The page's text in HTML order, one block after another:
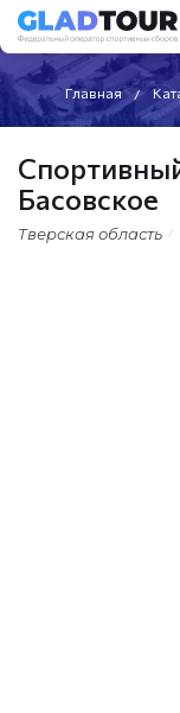
Главная
Басовское
Тверская область